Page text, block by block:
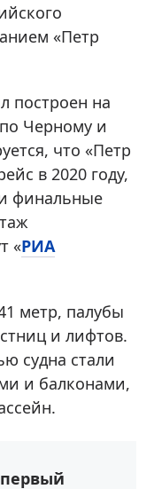
«Петр
построен на
Черному и
что «Петр
в 2020 году,
финальные
«РИА
метр, палубы
и лифтов.
судна стали
и балконами,